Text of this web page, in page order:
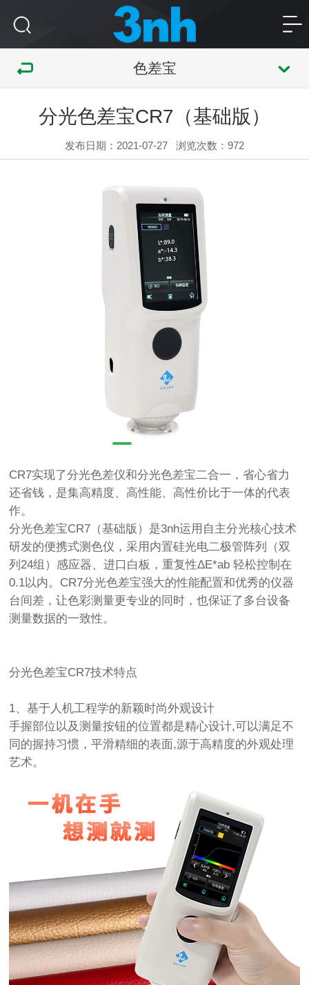
色差宝
分光色差宝CR7（基础版）
发布日期：2021-07-27 浏览次数：972
CR7实现了分光色差仪和分光色差宝二合一，省心省力
还省钱，是集高精度、高性能、高性价比于一体的代表
作。
分光色差宝CR7（基础版）是3nh运用自主分光核心技术
研发的便携式测色仪，采用内置硅光电二极管阵列（双
列24组）感应器、进口白板，重复性ΔE*ab 轻松控制在
0.1以内。CR7分光色差宝强大的性能配置和优秀的仪器
台间差，让色彩测量更专业的同时，也保证了多台设备
测量数据的一致性。
分光色差宝CR7技术特点
1、基于人机工程学的新颖时尚外观设计
手握部位以及测量按钮的位置都是精心设计,可以满足不
同的握持习惯，平滑精细的表面,源于高精度的外观处理
艺术。